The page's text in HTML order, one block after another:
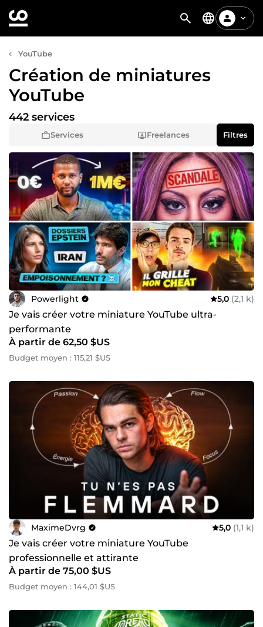
YouTube
Création de miniatures
YouTube
Services Freelances
442 services
Filtres
Powerlight 5,0 (2,1 k)
Je vais créer votre miniature YouTube ultra-
performante
À partir de 62,50 $US
Budget moyen : 115,21 $US
MaximeDvrg 5,0 (1,1 k)
Je vais créer votre miniature YouTube
professionnelle et attirante
À partir de 75,00 $US
Budget moyen : 144,01 $US